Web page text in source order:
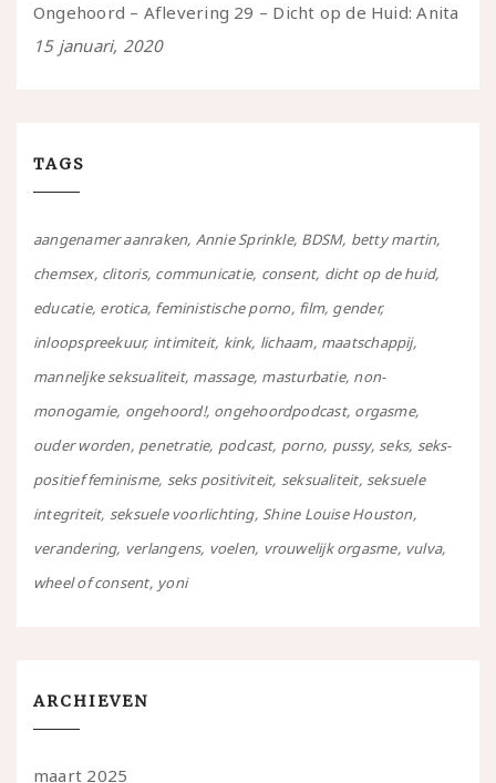
Ongehoord – Aflevering 29 – Dicht op de Huid: Anita
15 januari, 2020
TAGS
aangenamer aanraken Annie Sprinkle BDSM betty martin
chemsex clitoris communicatie consent dicht op de huid
educatie erotica feministische porno film gender
inloopspreekuur intimiteit kink lichaam maatschappij
manneljke seksualiteit massage masturbatie non-
monogamie ongehoord! ongehoordpodcast orgasme
ouder worden penetratie podcast porno pussy seks seks-
positief feminisme seks positiviteit seksualiteit seksuele
integriteit seksuele voorlichting Shine Louise Houston
verandering verlangens voelen vrouwelijk orgasme vulva
wheel of consent yoni
ARCHIEVEN
maart 2025